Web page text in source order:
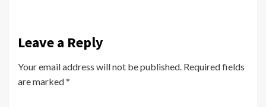
Leave a Reply
Your email address will not be published. Required fields
are marked*